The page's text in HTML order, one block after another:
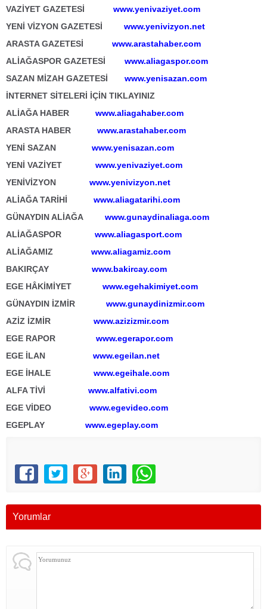
VAZİYET GAZETESİ www.yenivaziyet.com
YENİ VİZYON GAZETESİ www.yenivizyon.net
ARASTA GAZETESİ www.arastahaber.com
ALİAĞASPOR GAZETESİ www.aliagaspor.com
SAZAN MİZAH GAZETESİ www.yenisazan.com
İNTERNET SİTELERİ İÇİN TIKLAYINIZ
ALİAĞA HABER www.aliagahaber.com
ARASTA HABER www.arastahaber.com
YENİ SAZAN www.yenisazan.com
YENİ VAZİYET www.yenivaziyet.com
YENİVİZYON www.yenivizyon.net
ALİAĞA TARİHİ www.aliagatarihi.com
GÜNAYDIN ALİAĞA www.gunaydinaliaga.com
ALİAĞASPOR www.aliagasport.com
ALİAĞAMIZ www.aliagamiz.com
BAKIRÇAY www.bakircay.com
EGE HÂKİMİYET www.egehakimiyet.com
GÜNAYDIN İZMİR www.gunaydinizmir.com
AZİZ İZMİR www.azizizmir.com
EGE RAPOR www.egerapor.com
EGE İLAN www.egeilan.net
EGE İHALE www.egeihale.com
ALFA TİVİ www.alfativi.com
EGE VİDEO www.egevideo.com
EGEPLAY www.egeplay.com
Yorumlar